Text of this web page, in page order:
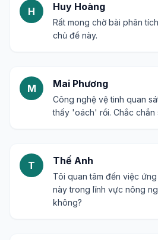
H Huy Hoàng
Rất mong chờ bài phân
chủ đề này.
M Mai Phương
Công nghệ vệ tinh quan
thấy 'oách' rồi. Chắc chắn
T Thế Anh
Tôi quan tâm đến việc
này trong lĩnh vực nông
không?